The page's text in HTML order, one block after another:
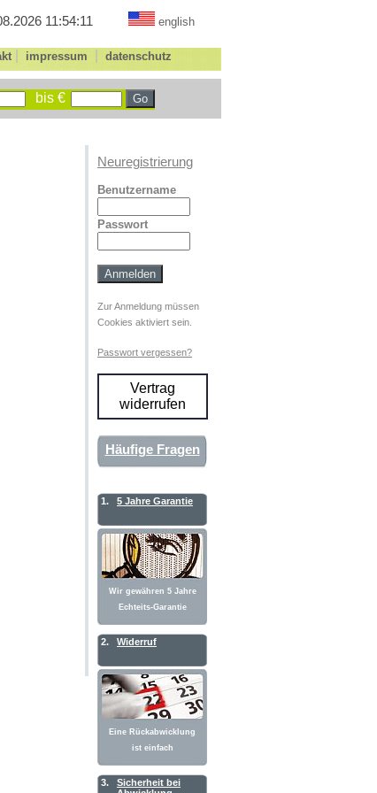
11:54:11 english
impressum datenschutz
bis €
Neuregistrierung
Benutzername
Passwort
Zur Anmeldung müssen
Cookies aktiviert sein.
Passwort vergessen?
Vertrag
widerrufen
Häufige Fragen
1. 5 Jahre Garantie
Wir gewähren 5 Jahre
Echteits-Garantie
2. Widerruf
Eine Rückabwicklung
ist einfach
3.
Sicherheit bei